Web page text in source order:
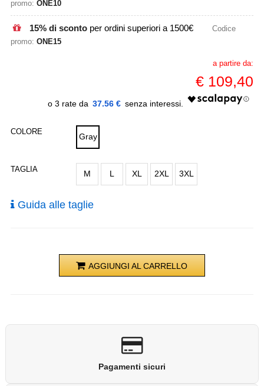
promo: ONE10
15% di scontoper ordini superiori a 1500€
Codice
promo: ONE15
a partire da:
€ 109,40
37.56 €
COLORE Gray
TAGLIA M L XL 2XL 3XL
Guida alle taglie
AGGIUNGI AL CARRELLO
Pagamenti sicuri